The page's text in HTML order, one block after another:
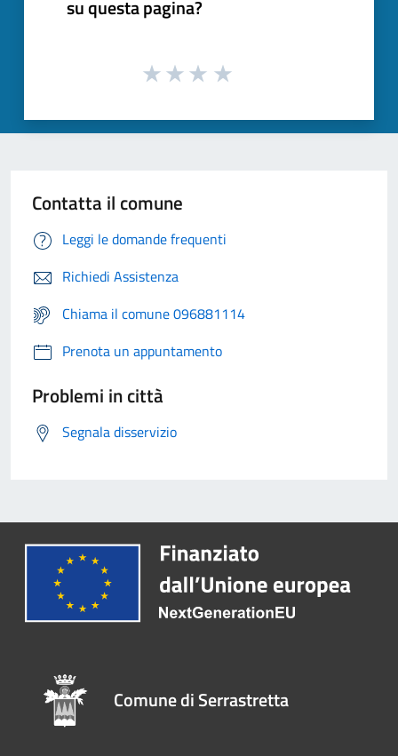
su questa pagina?
Contatta il comune
Leggi le domande frequenti
Richiedi Assistenza
Chiama il comune 096881114
Prenota un appuntamento
Problemi in città
Segnala disservizio
Comune di Serrastretta